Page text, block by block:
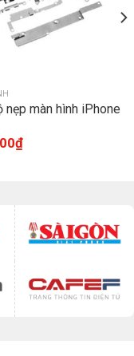
nẹp màn hình iPhone
₫